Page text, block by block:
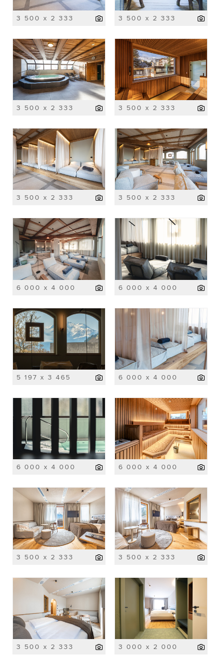
3 500 x 2 333 3 500 x 2 333
3 500 x 2 333 3 500 x 2 333
3 500 x 2 333 3 500 x 2 333
6 000 x 4 000 6 000 x 4 000
5 197 x 3 465 6 000 x 4 000
6 000 x 4 000 6 000 x 4 000
3 500 x 2 333 3 500 x 2 333
3 500 x 2 333 3 000 x 2 000